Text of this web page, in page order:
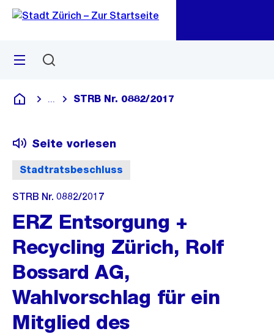
Navigation
Sprunglink
Menü
Deutsch
Blende alle Breadcrumbs ein
STRB Nr. 0882/2017
Stadtratsbeschluss
Seite vorlesen
STRB Nr. 0882/2017
ERZ Entsorgung +
Recycling Zürich, Rolf
Bossard AG,
Wahlvorschlag für ein
Mitglied des